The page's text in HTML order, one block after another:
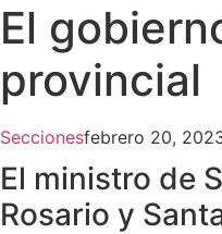
El
provincial
Seccionesfebrero 20,
El ministro de
Rosario y